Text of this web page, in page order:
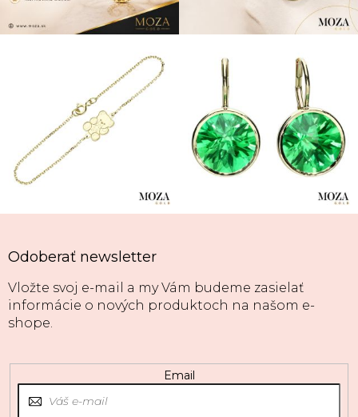
Odoberať newsletter
Vložte svoj e-mail a my Vám budeme zasielať
informácie o nových produktoch na našom e-
shope.
Email